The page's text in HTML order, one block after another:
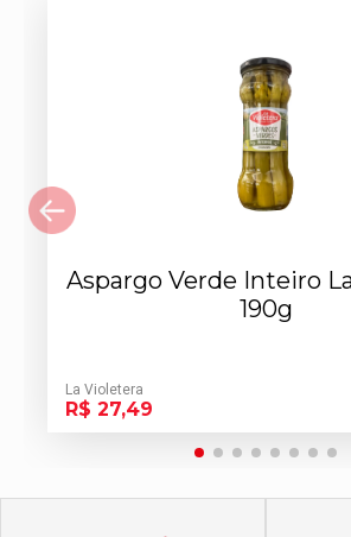
Aspargo Verde Inteiro
190g
La Violetera
R$ 27,49